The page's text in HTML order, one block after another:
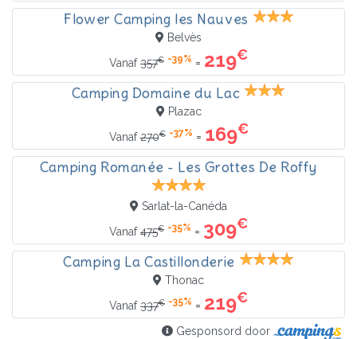
Flower Camping les Nauves
Belvès
Vanaf357€ -39% = 219€
Camping Domaine du Lac
Plazac
Vanaf270€ -37% = 169€
Camping Romanée - Les Grottes De Roffy
Sarlat-la-Canéda
Vanaf475€ -35% = 309€
Camping La Castillonderie
Thonac
Vanaf337€ -35% = 219€
Gesponsord door